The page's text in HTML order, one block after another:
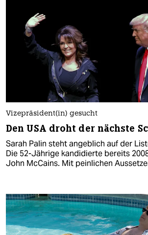
Vizepräsident(in) gesucht
Den USA droht der nächste
Sarah Palin steht angeblich auf der
Die 52-Jährige kandidierte bereits
John McCains. Mit peinlichen